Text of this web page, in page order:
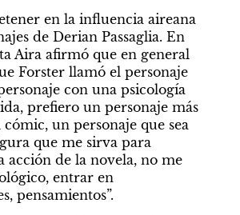
en la influencia aireana
de Derian Passaglia. En
Aira afirmó que en general
Forster llamó el personaje
con una psicología
prefiero un personaje más
un personaje que sea
que me sirva para
acción de la novela, no me
entrar en
pensamientos”.